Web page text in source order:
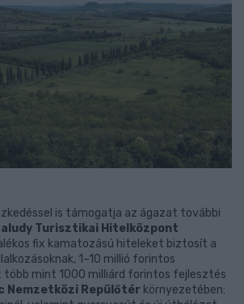
is támogatja az ágazat további
Turisztikai Hitelközpont
fix kamatozású hiteleket biztosít a
1–10 millió forintos
több mint 1000 milliárd forintos fejlesztés
Nemzetközi Repülőtér környezetében: